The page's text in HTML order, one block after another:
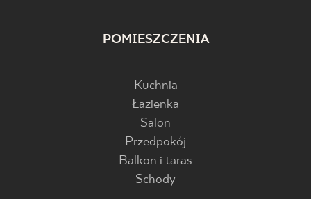
POMIESZCZENIA
Kuchnia
Łazienka
Salon
Przedpokój
Balkon i taras
Schody